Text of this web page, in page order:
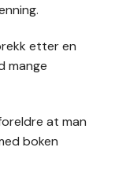
etter en
mange
at man
boken